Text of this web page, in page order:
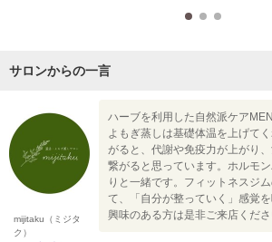
サロンからの一言
mijitaku（ミジタ
ク）
ハーブを利用した自然派ケア
よもぎ蒸しは基礎体温を上げて
がると、代謝や免疫力が上がり
繋がると思っています。ホルモ
りと一緒です。フィットネスジ
て、「自分が整っていく」感覚
興味のある方は是非ご来店くださ